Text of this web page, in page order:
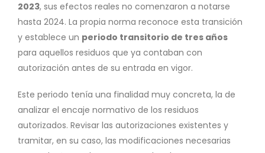
2023, sus efectos reales no comenzaron a notarse
hasta 2024. La propia norma reconoce esta transición
y establece un periodo transitorio de tres años
para aquellos residuos que ya contaban con
autorización antes de su entrada en vigor.
Este periodo tenía una finalidad muy concreta, la de
analizar el encaje normativo de los residuos
autorizados. Revisar las autorizaciones existentes y
tramitar, en su caso, las modificaciones necesarias